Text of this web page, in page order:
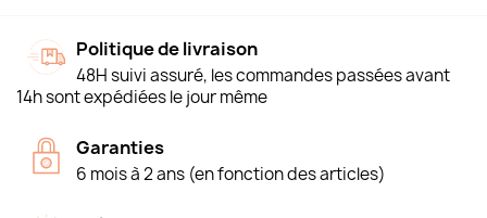
Politique de livraison
48H suivi assuré, les commandes passées avant
14h sont expédiées le jour même
Garanties
6 mois à 2 ans (en fonction des articles)